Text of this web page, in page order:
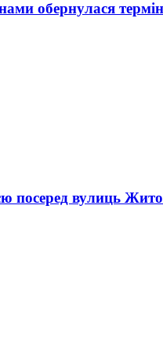
обернулася
посеред вулиць